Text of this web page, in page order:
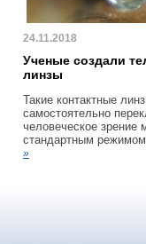
24.11.2018
Ученые создали
линзы
Такие контактные
самостоятельно
человеческое зрение
стандартным
»